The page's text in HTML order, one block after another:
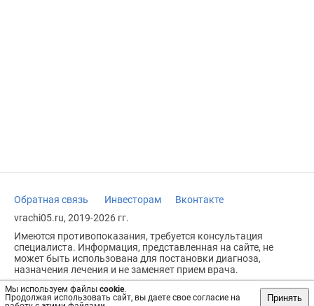
Мы используем файлы cookie.
Продолжая использовать сайт, вы даете свое согласие на
Принять
Обратная связь Инвесторам
Вконтакте
vrachi05.ru, 2019-2026 гг.
Имеются противопоказания, требуется консультация
специалиста. Информация, представленная на сайте, не
может быть использована для постановки диагноза,
назначения лечения и не заменяет прием врача.
Возрастное ограничение: 18+